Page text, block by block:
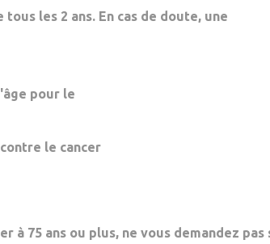
les 2 ans. En cas de doute, une
le cancer
à 75 ans ou plus, ne vous demandez pas